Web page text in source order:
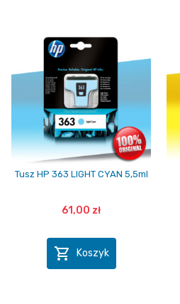
Tusz HP 363 LIGHT CYAN 5,5ml
61,00 zł
 Koszyk